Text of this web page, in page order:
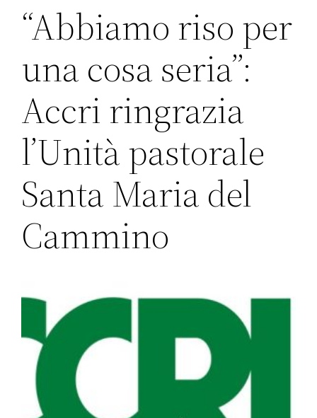
“Abbiamo riso per
una cosa seria”:
Accri ringrazia
l’Unità pastorale
Santa Maria del
Cammino